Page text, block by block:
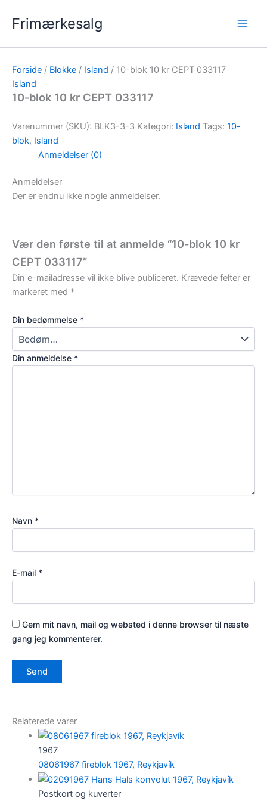
Frimærkesalg
Forside / Blokke / Island / 10-blok 10 kr CEPT 033117
Island
10-blok 10 kr CEPT 033117
Varenummer (SKU): BLK3-3-3 Kategori: Island Tags: 10-
blok, Island
Anmeldelser (0)
Anmeldelser
Der er endnu ikke nogle anmeldelser.
Vær den første til at anmelde “10-blok 10 kr
CEPT 033117”
Din e-mailadresse vil ikke blive publiceret. Krævede felter er
markeret med *
Din bedømmelse *
Din anmeldelse *
Navn *
E-mail *
Gem mit navn, mail og websted i denne browser til næste
gang jeg kommenterer.
Relaterede varer
1967
08061967 fireblok 1967, Reykjavík
Postkort og kuverter